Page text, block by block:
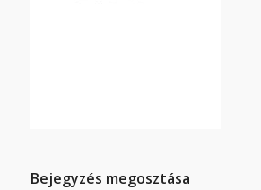
Bejegyzés megosztása